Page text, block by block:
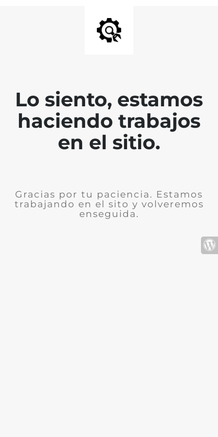
Lo siento, estamos
haciendo trabajos
en el sitio.
Gracias por tu paciencia. Estamos
trabajando en el sito y volveremos
enseguida.